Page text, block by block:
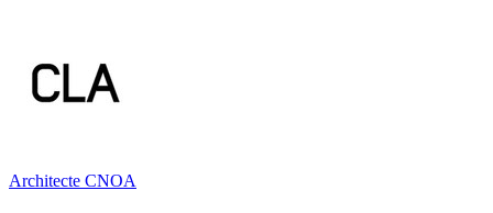
Architecte CNOA